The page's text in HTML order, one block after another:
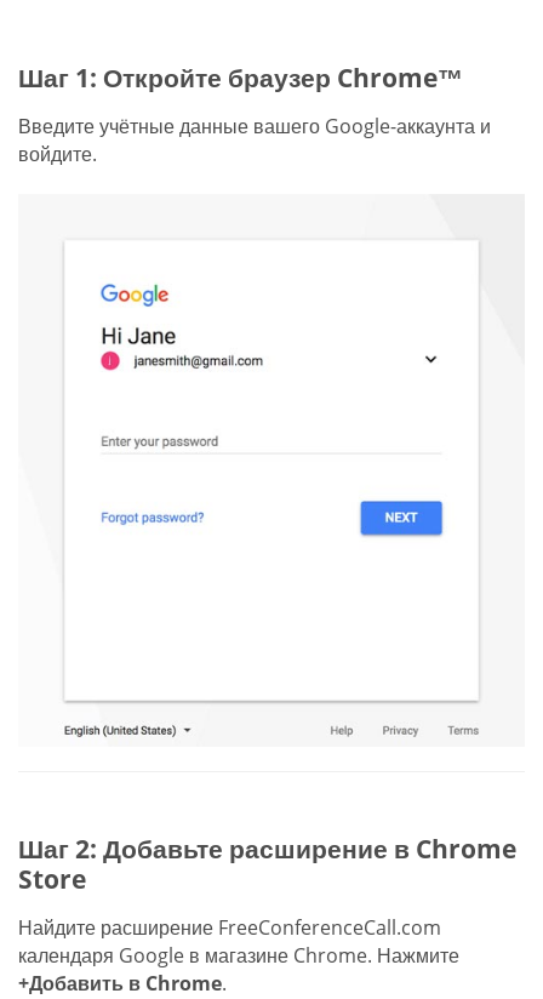
Шаг 1: Откройте браузер Chrome™
Введите учётные данные вашего Google-аккаунта и
войдите.
Шаг 2: Добавьте расширение в Chrome
Store
Найдите расширение FreeConferenceCall.com
календаря Google в магазине Chrome. Нажмите
+Добавить в Chrome.